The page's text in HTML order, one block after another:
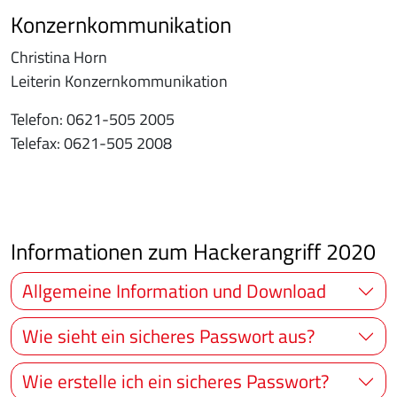
Konzernkommunikation
Christina Horn
Leiterin Konzernkommunikation
Telefon: 0621-505 2005
Telefax: 0621-505 2008
Informationen zum Hackerangriff 2020
Allgemeine Information und Download
Wie sieht ein sicheres Passwort aus?
Wie erstelle ich ein sicheres Passwort?